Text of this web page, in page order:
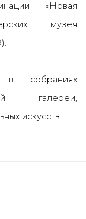
«Новая
музея
в собраниях
галереи,
искусств.